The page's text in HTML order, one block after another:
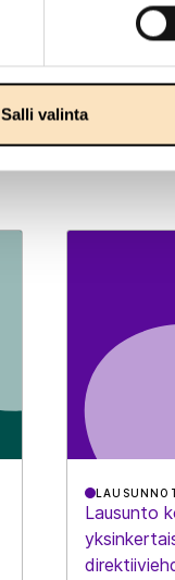
Salli valinta
Lausunto